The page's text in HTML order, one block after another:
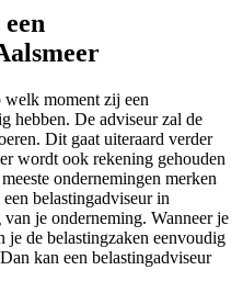
welk moment zij een
hebben. De adviseur zal de
Dit gaat uiteraard verder
wordt ook rekening gehouden
ondernemingen merken
belastingadviseur in
je onderneming. Wanneer je
je de belastingzaken eenvoudig
kan een belastingadviseur